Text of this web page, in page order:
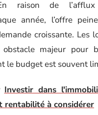
raison de l’afflux
année, l’offre
croissante. Les
majeur pour
le budget est souvent
Investir dans
rentabilité à considérer